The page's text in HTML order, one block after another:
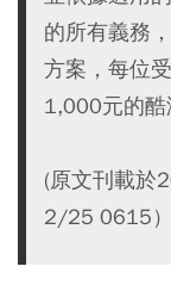
的所有義務
方案，每位
1,000元的酷
(原文刊載
2/25 0615）